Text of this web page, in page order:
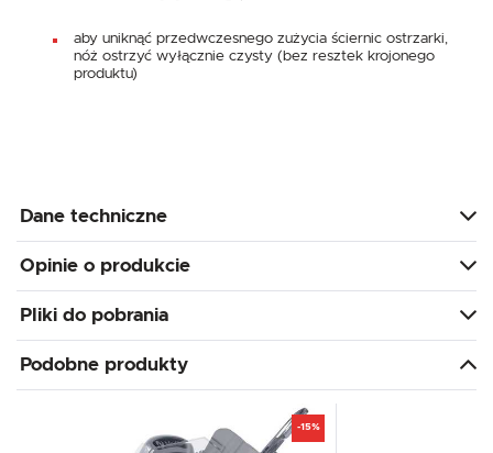
aby uniknąć przedwczesnego zużycia ściernic ostrzarki,
nóż ostrzyć wyłącznie czysty (bez resztek krojonego
produktu)
Dane techniczne
Opinie o produkcie
Pliki do pobrania
Podobne produkty
-15%